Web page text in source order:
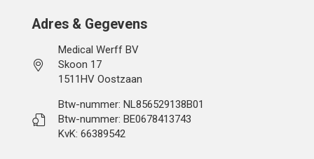
Adres & Gegevens
Medical Werff BV
Skoon 17
1511HV Oostzaan
Btw-nummer: NL856529138B01
Btw-nummer: BE0678413743
KvK: 66389542